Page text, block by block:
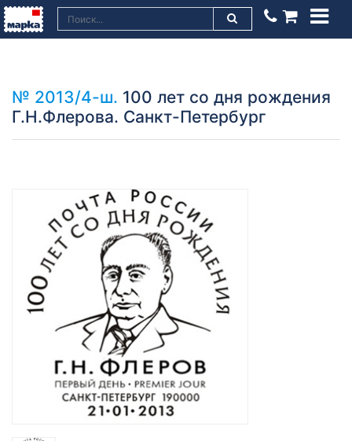
№ 2013/4-ш. 100 лет со дня рождения
Г.Н.Флерова. Санкт-Петербург